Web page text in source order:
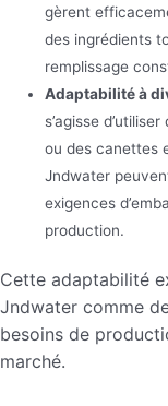
gèrent
des ingrédients
remplissage
Adaptabilité à
s’agisse
ou des canettes
Jndwater
exigences
production.
Cette adaptabilité
Jndwater comme
besoins de
marché.